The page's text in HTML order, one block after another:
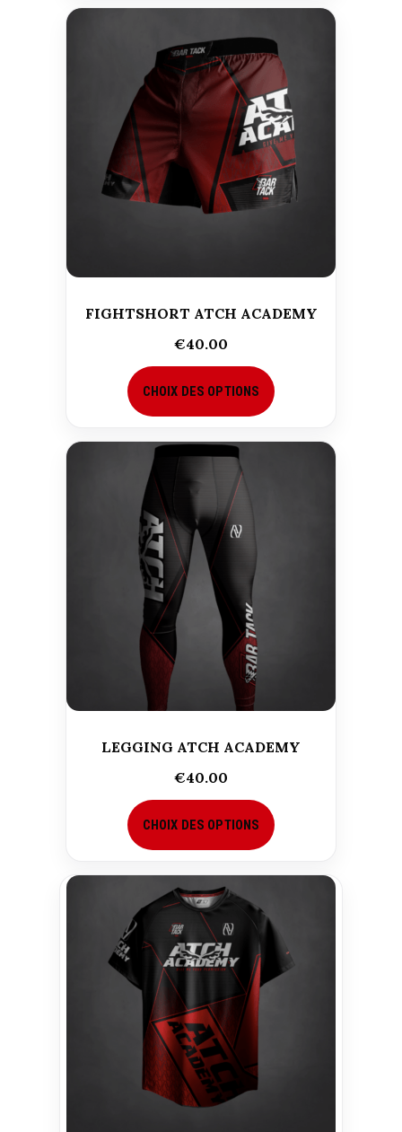
FIGHTSHORT ATCH ACADEMY
€40.00
CHOIX DES OPTIONS
LEGGING ATCH ACADEMY
€40.00
CHOIX DES OPTIONS